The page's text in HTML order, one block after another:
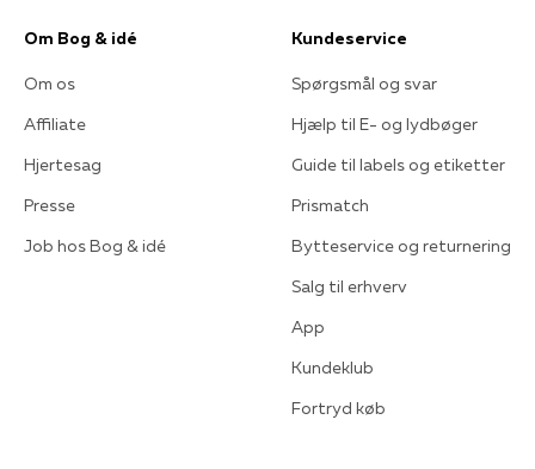
Om Bog & idé
Om os
Affiliate
Hjertesag
Presse
Job hos Bog & idé
Kundeservice
Spørgsmål og svar
Hjælp til E- og lydbøger
Guide til labels og etiketter
Prismatch
Bytteservice og returnering
Salg til erhverv
App
Kundeklub
Fortryd køb